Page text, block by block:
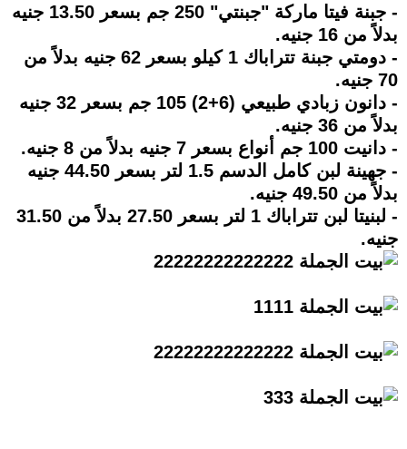
- جبنة فيتا ماركة "جبنتي" 250 جم بسعر 13.50 جنيه
بدلاً من 16 جنيه.
- دومتي جبنة تتراباك 1 كيلو بسعر 62 جنيه بدلاً من
70 جنيه.
- دانون زبادي طبيعي (6+2) 105 جم بسعر 32 جنيه
بدلاً من 36 جنيه.
- دانيت 100 جم أنواع بسعر 7 جنيه بدلاً من 8 جنيه.
- جهينة لبن كامل الدسم 1.5 لتر بسعر 44.50 جنيه
بدلاً من 49.50 جنيه.
- لبنيتا لبن تتراباك 1 لتر بسعر 27.50 بدلاً من 31.50
جنيه.